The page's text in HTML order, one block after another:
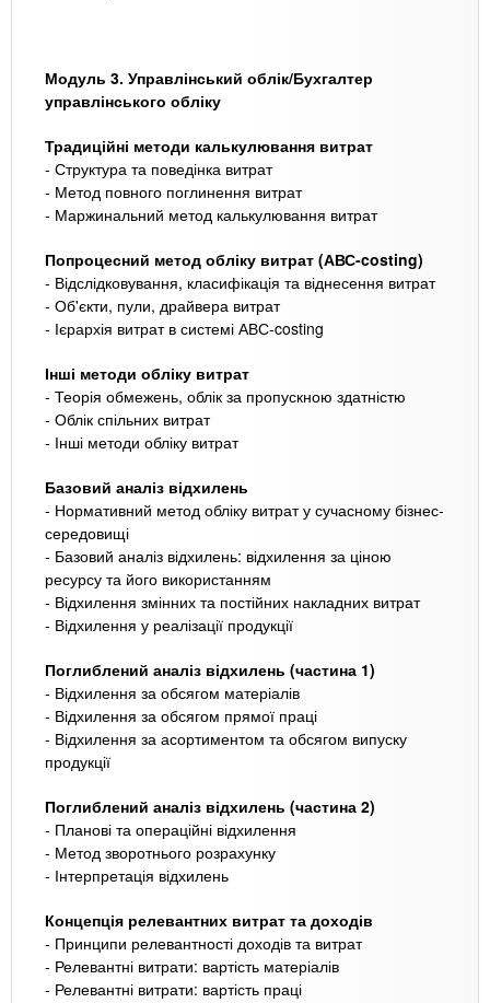
Модуль 3. Управлінський облік/Бухгалтер
управлінського обліку
Традиційні методи калькулювання витрат
- Структура та поведінка витрат
- Метод повного поглинення витрат
- Маржинальний метод калькулювання витрат
Попроцесний метод обліку витрат (АВС-costing)
- Відслідковування, класифікація та віднесення витрат
- Об'єкти, пули, драйвера витрат
- Ієрархія витрат в системі АВС-costing
Інші методи обліку витрат
- Теорія обмежень, облік за пропускною здатністю
- Облік спільних витрат
- Інші методи обліку витрат
Базовий аналіз відхилень
- Нормативний метод обліку витрат у сучасному бізнес-
середовищі
- Базовий аналіз відхилень: відхилення за ціною
ресурсу та його використанням
- Відхилення змінних та постійних накладних витрат
- Відхилення у реалізації продукції
Поглиблений аналіз відхилень (частина 1)
- Відхилення за обсягом матеріалів
- Відхилення за обсягом прямої праці
- Відхилення за асортиментом та обсягом випуску
продукції
Поглиблений аналіз відхилень (частина 2)
- Планові та операційні відхилення
- Метод зворотнього розрахунку
- Інтерпретація відхилень
Концепція релевантних витрат та доходів
- Принципи релевантності доходів та витрат
- Релевантні витрати: вартість матеріалів
- Релевантні витрати: вартість праці